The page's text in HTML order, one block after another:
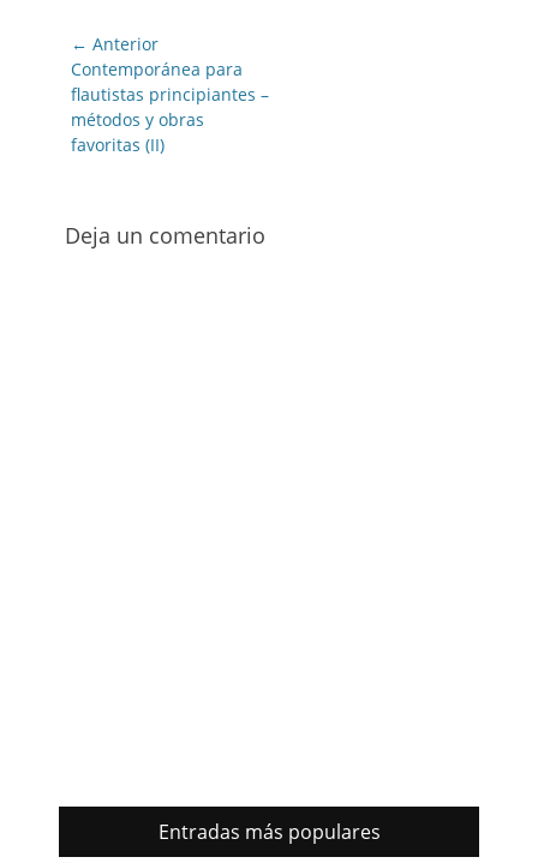
Navegación
de
entradas
← Anterior
Entrada
anterior:
Contemporánea para
flautistas principiantes –
métodos y obras
favoritas (II)
Deja un comentario
Entradas más populares